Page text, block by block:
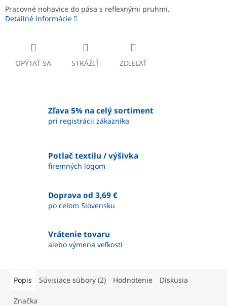
Pracovné nohavice do pása s reflexnými pruhmi.
Detailné informácie
OPÝTAŤ SA STRÁŽIŤ ZDIEĽAŤ
Zľava 5% na celý sortiment
pri registrácii zákazníka
Potlač textilu / výšivka
firemných logom
Doprava od 3,69 €
po celom Slovensku
Vrátenie tovaru
alebo výmena veľkosti
Popis Súvisiace súbory (2) Hodnotenie Diskusia
Značka